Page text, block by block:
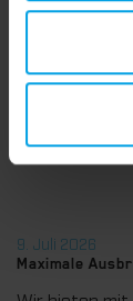
9. Juli 2026
Maximale